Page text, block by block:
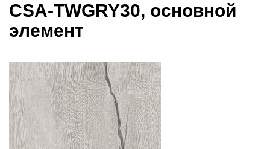
CSA-TWGRY30, основной
элемент